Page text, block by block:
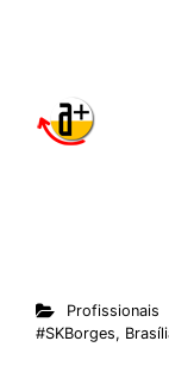
Profissionais
#SKBorges,